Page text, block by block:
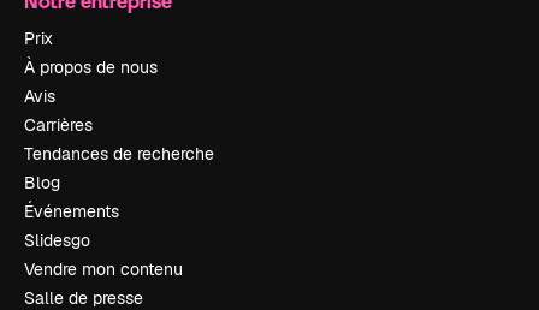
Prix
À propos de nous
Avis
Carrières
Tendances de recherche
Blog
Événements
Slidesgo
Vendre mon contenu
Salle de presse